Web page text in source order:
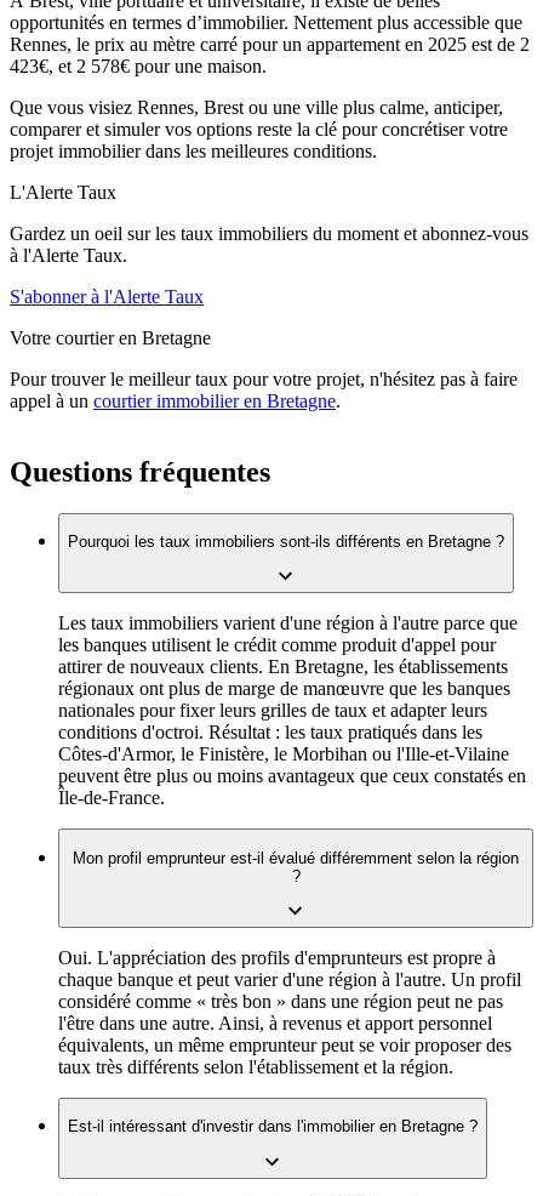
opportunités en termes d’immobilier. Nettement plus accessible que
Rennes, le prix au mètre carré pour un appartement en 2025 est de 2
423€, et 2 578€ pour une maison.
Que vous visiez Rennes, Brest ou une ville plus calme, anticiper,
comparer et simuler vos options reste la clé pour concrétiser votre
projet immobilier dans les meilleures conditions.
L'Alerte Taux
Gardez un oeil sur les taux immobiliers du moment et abonnez-vous
à l'Alerte Taux.
S'abonner à l'Alerte Taux
Votre courtier en Bretagne
Pour trouver le meilleur taux pour votre projet, n'hésitez pas à faire
appel à un courtier immobilier en Bretagne.
Questions fréquentes
Pourquoi les taux immobiliers sont-ils différents en Bretagne ?
Les taux immobiliers varient d'une région à l'autre parce que
les banques utilisent le crédit comme produit d'appel pour
attirer de nouveaux clients. En Bretagne, les établissements
régionaux ont plus de marge de manœuvre que les banques
nationales pour fixer leurs grilles de taux et adapter leurs
conditions d'octroi. Résultat : les taux pratiqués dans les
Côtes-d'Armor, le Finistère, le Morbihan ou l'Ille-et-Vilaine
peuvent être plus ou moins avantageux que ceux constatés en
Île-de-France.
Mon profil emprunteur est-il évalué différemment selon la région
?
Oui. L'appréciation des profils d'emprunteurs est propre à
chaque banque et peut varier d'une région à l'autre. Un profil
considéré comme « très bon » dans une région peut ne pas
l'être dans une autre. Ainsi, à revenus et apport personnel
équivalents, un même emprunteur peut se voir proposer des
taux très différents selon l'établissement et la région.
Est-il intéressant d'investir dans l'immobilier en Bretagne ?